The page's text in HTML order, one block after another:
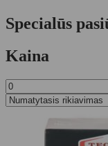
Specialūs
Kaina